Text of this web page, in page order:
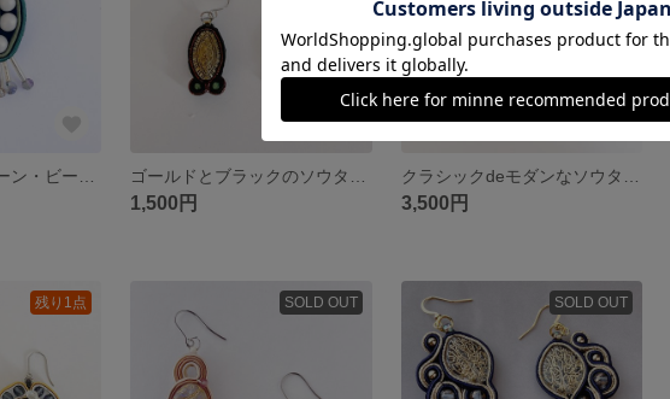
1,500円 3,500円
残り1点 SOLD OUT SOLD OUT